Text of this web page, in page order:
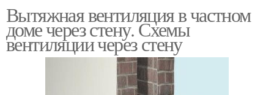
Вытяжная вентиляция в частном
доме через стену. Схемы
вентиляции через стену